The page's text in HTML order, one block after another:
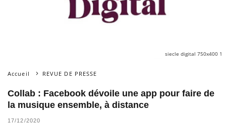
siecle digital 750x400 1
Accueil REVUE DE PRESSE
Collab : Facebook dévoile une app pour faire de
la musique ensemble, à distance
17/12/2020